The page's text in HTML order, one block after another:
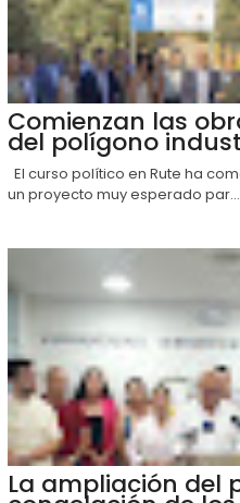
Comienzan las
del polígono
El curso político en Rute ha
un proyecto muy esperado par...
La ampliación del